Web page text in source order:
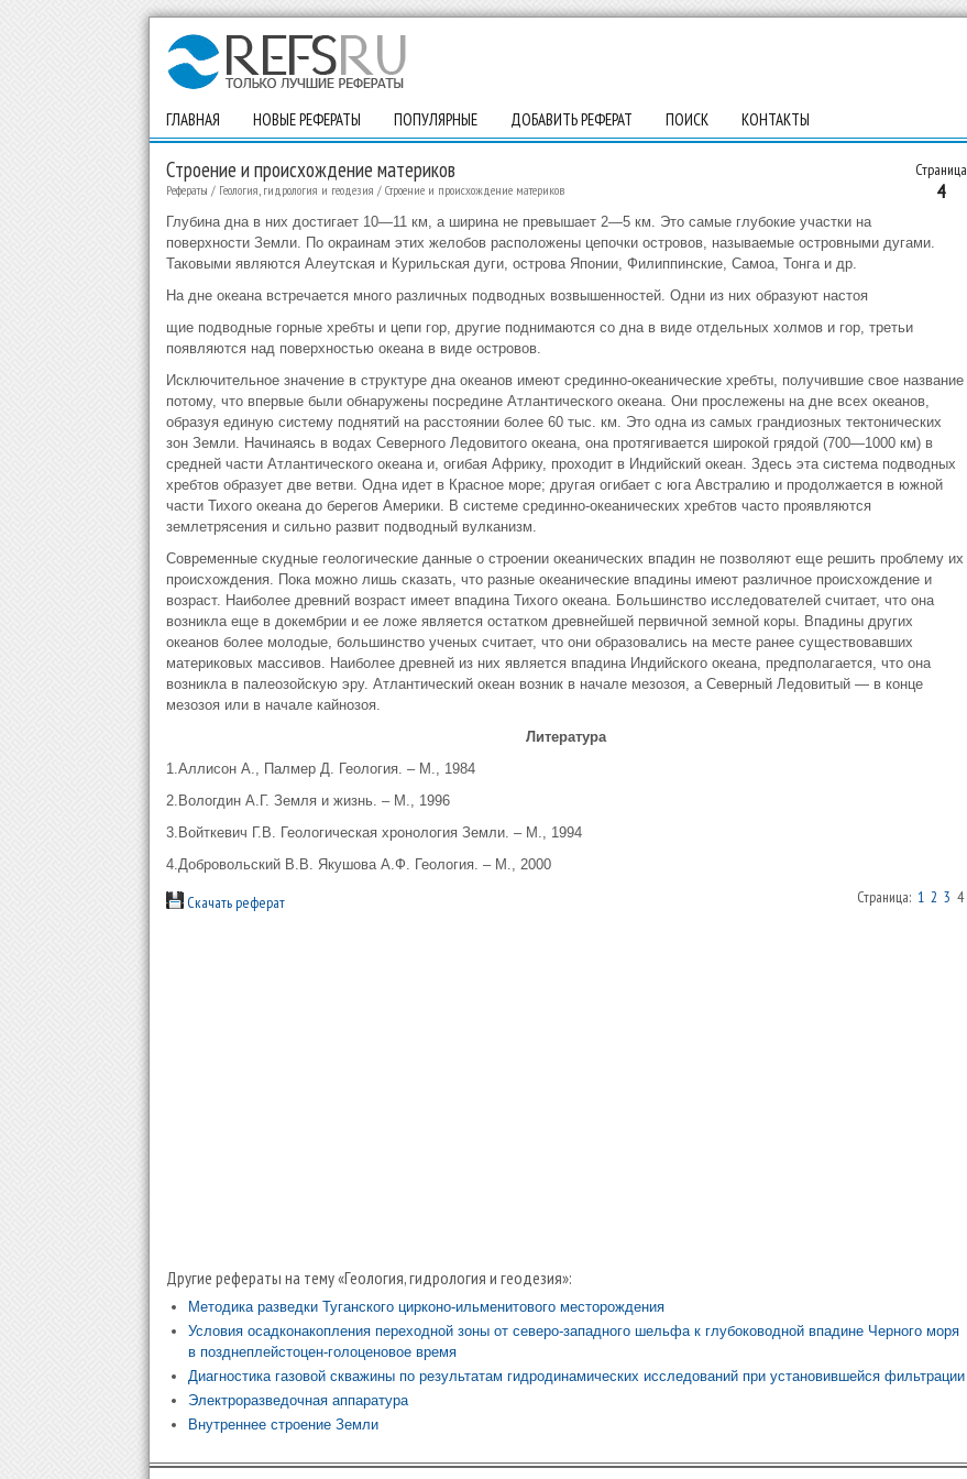
ГЛАВНАЯ НОВЫЕ РЕФЕРАТЫ ПОПУЛЯРНЫЕ ДОБАВИТЬ РЕФЕРАТ ПОИСК КОНТАКТЫ
Страница
4
Строение и происхождение материков
Рефераты / Геология, гидрология и геодезия / Строение и происхождение материков
Глубина дна в них достигает 10—11 км, а ширина не превышает 2—5 км. Это самые глубокие участки на
поверхности Земли. По окраинам этих желобов расположены цепочки островов, называемые островными дугами.
Таковыми являются Алеутская и Курильская дуги, острова Японии, Филиппинские, Самоа, Тонга и др.
На дне океана встречается много различных подводных возвышенностей. Одни из них образуют настоя
щие подводные горные хребты и цепи гор, другие поднимаются со дна в виде отдельных холмов и гор, третьи
появляются над поверхностью океана в виде островов.
Исключительное значение в структуре дна океанов имеют срединно-океанические хребты, получившие свое название
потому, что впервые были обнаружены посредине Атлантического океана. Они прослежены на дне всех океанов,
образуя единую систему поднятий на расстоянии более 60 тыс. км. Это одна из самых грандиозных тектонических
зон Земли. Начинаясь в водах Северного Ледовитого океана, она протягивается широкой грядой (700—1000 км) в
средней части Атлантического океана и, огибая Африку, проходит в Индийский океан. Здесь эта система подводных
хребтов образует две ветви. Одна идет в Красное море; другая огибает с юга Австралию и продолжается в южной
части Тихого океана до берегов Америки. В системе срединно-океанических хребтов часто проявляются
землетрясения и сильно развит подводный вулканизм.
Современные скудные геологические данные о строении океанических впадин не позволяют еще решить проблему их
происхождения. Пока можно лишь сказать, что разные океанические впадины имеют различное происхождение и
возраст. Наиболее древний возраст имеет впадина Тихого океана. Большинство исследователей считает, что она
возникла еще в докембрии и ее ложе является остатком древнейшей первичной земной коры. Впадины других
океанов более молодые, большинство ученых считает, что они образовались на месте ранее существовавших
материковых массивов. Наиболее древней из них является впадина Индийского океана, предполагается, что она
возникла в палеозойскую эру. Атлантический океан возник в начале мезозоя, а Северный Ледовитый — в конце
мезозоя или в начале кайнозоя.
Литература
1.Аллисон А., Палмер Д. Геология. – М., 1984
2.Вологдин А.Г. Земля и жизнь. – М., 1996
3.Войткевич Г.В. Геологическая хронология Земли. – М., 1994
4.Добровольский В.В. Якушова А.Ф. Геология. – М., 2000
Скачать реферат Страница: 1 2 3 4
Другие рефераты на тему «Геология, гидрология и геодезия»:
Методика разведки Туганского цирконо-ильменитового месторождения
Условия осадконакопления переходной зоны от северо-западного шельфа к глубоководной впадине Черного моря
в позднеплейстоцен-голоценовое время
Диагностика газовой скважины по результатам гидродинамических исследований при установившейся фильтрации
Электроразведочная аппаратура
Внутреннее строение Земли